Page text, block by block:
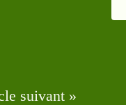
suivant »